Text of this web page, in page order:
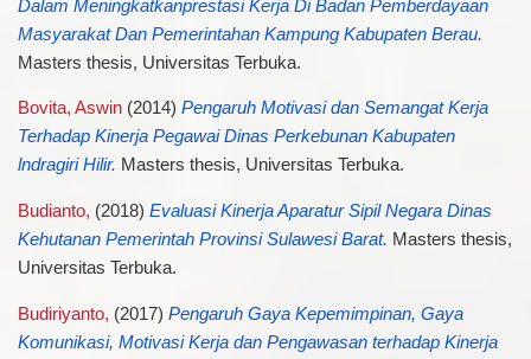
Dalam Meningkatkanprestasi Kerja Di Badan Pemberdayaan
Masyarakat Dan Pemerintahan Kampung Kabupaten Berau.
Masters thesis, Universitas Terbuka.
Bovita, Aswin(2014) Pengaruh Motivasi dan Semangat Kerja
Terhadap Kinerja Pegawai Dinas Perkebunan Kabupaten
lndragiri Hilir. Masters thesis, Universitas Terbuka.
Budianto, (2018) Evaluasi Kinerja Aparatur Sipil Negara Dinas
Kehutanan Pemerintah Provinsi Sulawesi Barat. Masters thesis,
Universitas Terbuka.
Budiriyanto, (2017) Pengaruh Gaya Kepemimpinan, Gaya
Komunikasi, Motivasi Kerja dan Pengawasan terhadap Kinerja